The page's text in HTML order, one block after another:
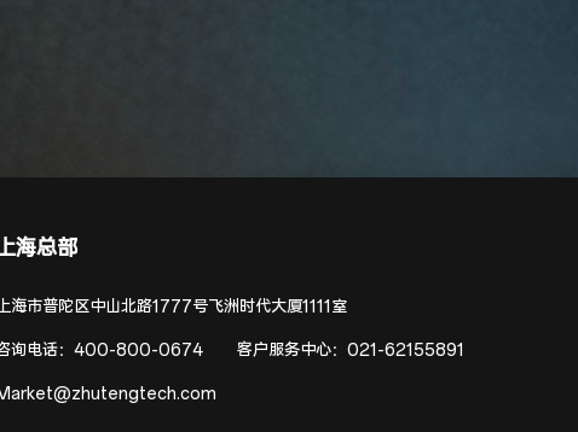
海总部
海市普陀区中山北路1777号飞洲时代大厦1111室
询电话：400-800-0674 客户服务中心：021-62155891